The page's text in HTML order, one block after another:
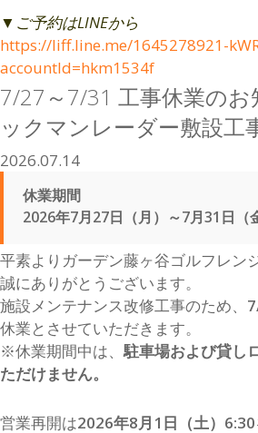
▼ご予約はLINEから
https://liff.line.me/1645278921-
accountId=hkm1534f
7/27～7/31 工事休業の
ックマンレーダー敷設工
2026.07.14
休業期間
2026年7月27日（月）～7月31日（
平素よりガーデン藤ヶ谷ゴルフレン
誠にありがとうございます。
施設メンテナンス改修工事のため、
休業とさせていただきます。
※休業期間中は、駐車場および貸し
ただけません。
営業再開は2026年8月1日（土）6:30